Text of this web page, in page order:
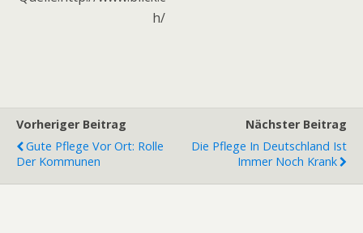
h/
Vorheriger Beitrag
Gute Pflege Vor Ort: Rolle
Der Kommunen
Nächster Beitrag
Die Pflege In Deutschland Ist
Immer Noch Krank